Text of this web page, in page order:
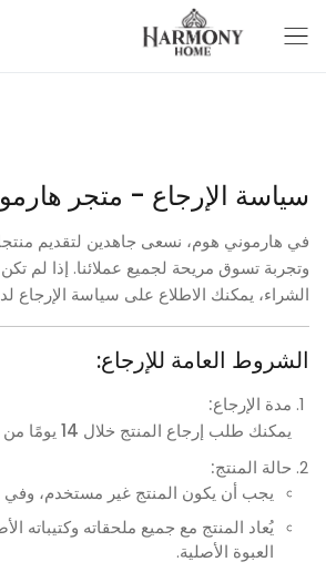
سياسة الإرجاع - متجر
في هارموني هوم، نسعى جاهدين لتقديم
وتجربة تسوق مريحة لجميع عملائنا. إذا لم
الشراء، يمكنك الاطلاع على سياسة الإرجاع
الشروط العامة للإرجاع:
مدة الإرجاع:
يمكنك طلب إرجاع المنتج خلال 14 يومًا من تاريخ الاستلام
حالة المنتج:
يجب أن يكون المنتج غير مستخدم، وفي
يُعاد المنتج مع جميع ملحقاته وكتيباته
العبوة الأصلية.